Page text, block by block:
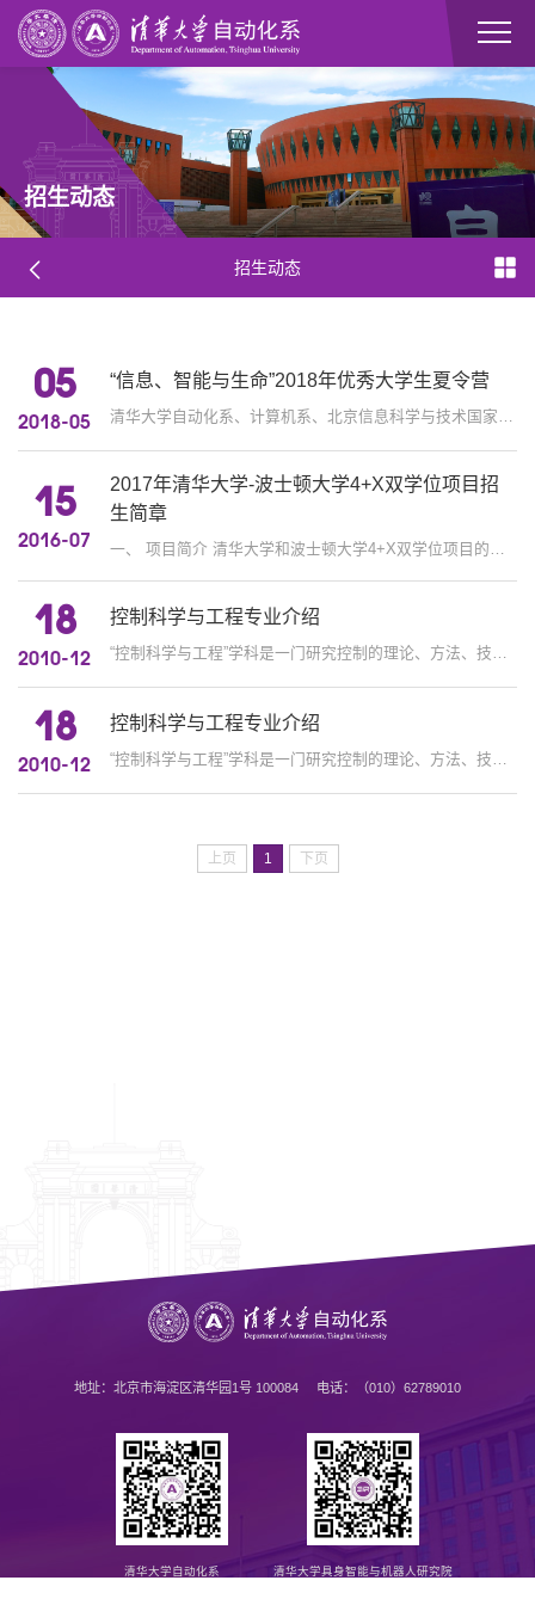
招生动态
招生动态
05
2018-05
“信息、智能与生命”2018年优秀大学生夏令营
清华大学自动化系、计算机系、北京信息科学与技术国家研究中心 “信息、智能与生命”2018年优秀大学生夏令营 清华大学自动化...
15
2016-07
2017年清华大学-波士顿大学4+X双学位项目招
生简章
一、 项目简介 清华大学和波士顿大学4+X双学位项目的启动，标志着清华大学本硕博贯通培养新的国际化教育模式的展开。波士顿大...
18
2010-12
控制科学与工程专业介绍
“控制科学与工程”学科是一门研究控制的理论、方法、技术及其工程应用的学科。它是20世纪最重要和发展最快的学科之一，其各...
18
2010-12
控制科学与工程专业介绍
“控制科学与工程”学科是一门研究控制的理论、方法、技术及其工程应用的学科。它是20世纪最重要和发展最快的学科之一，其各...
上页 1 下页
地址：北京市海淀区清华园1号 100084 电话：（010）62789010
清华大学自动化系
清华大学具身智能与机器人研究院